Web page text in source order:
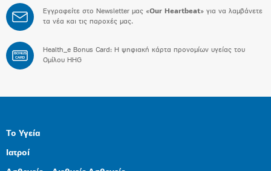
Εγγραφείτε στο Newsletter μας «Our Heartbeat» για να λαμβάνετε
τα νέα και τις παροχές μας.
BONUS
CARD
Health_e Bonus Card: H ψηφιακή κάρτα προνομίων υγείας του
Ομίλου HHG
Το Υγεία
Ιατροί